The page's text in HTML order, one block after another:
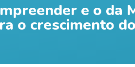
e o da
o crescimento